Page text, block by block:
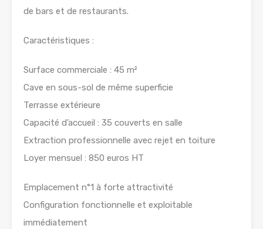
de bars et de restaurants.
Caractéristiques :
Surface commerciale : 45 m²
Cave en sous-sol de même superficie
Terrasse extérieure
Capacité d’accueil : 35 couverts en salle
Extraction professionnelle avec rejet en toiture
Loyer mensuel : 850 euros HT
Emplacement n°1 à forte attractivité
Configuration fonctionnelle et exploitable
immédiatement